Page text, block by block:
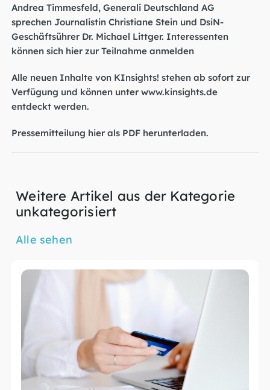
Andrea Timmesfeld, Generali Deutschland AG
sprechen Journalistin Christiane Stein und DsiN-
Geschäftsührer Dr. Michael Littger. Interessenten
können sich hier zur Teilnahme anmelden
Alle neuen Inhalte von KInsights! stehen ab sofort zur
Verfügung und können unterwww.kinsights.de
entdeckt werden.
Pressemitteilung hier als PDF herunterladen.
Weitere Artikel aus der Kategorie
unkategorisiert
Alle sehen